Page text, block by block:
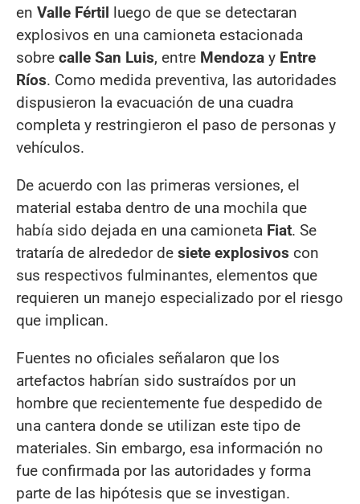
en Valle Fértil luego de que se detectaran
explosivos en una camioneta estacionada
sobre calle San Luis, entre Mendoza y Entre
Ríos. Como medida preventiva, las autoridades
dispusieron la evacuación de una cuadra
completa y restringieron el paso de personas y
vehículos.
De acuerdo con las primeras versiones, el
material estaba dentro de una mochila que
había sido dejada en una camioneta Fiat. Se
trataría de alrededor de siete explosivos con
sus respectivos fulminantes, elementos que
requieren un manejo especializado por el riesgo
que implican.
Fuentes no oficiales señalaron que los
artefactos habrían sido sustraídos por un
hombre que recientemente fue despedido de
una cantera donde se utilizan este tipo de
materiales. Sin embargo, esa información no
fue confirmada por las autoridades y forma
parte de las hipótesis que se investigan.